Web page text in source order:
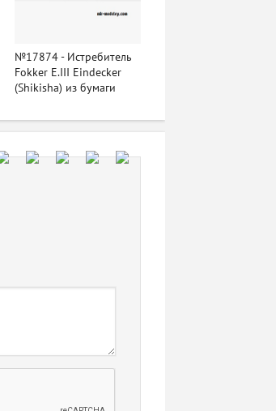
№17874 - Истребитель
Fokker E.III Eindecker
(Shikisha) из бумаги